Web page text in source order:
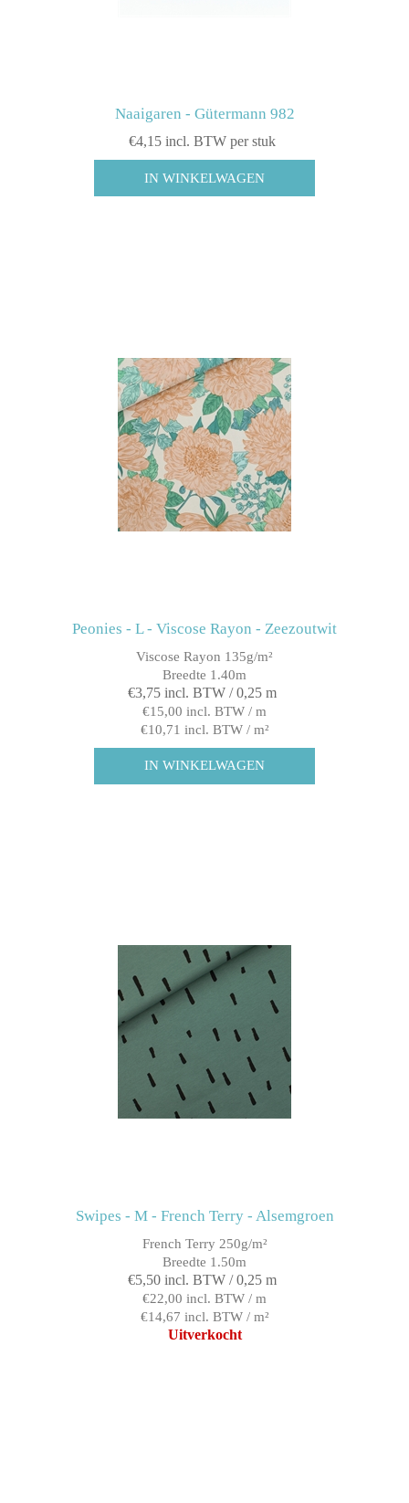
Naaigaren - Gütermann 982
€4,15 incl. BTW per stuk
Peonies - L - Viscose Rayon - Zeezoutwit
Viscose Rayon 135g/m²
Breedte 1.40m
€3,75 incl. BTW / 0,25 m
€15,00 incl. BTW / m
€10,71 incl. BTW / m²
Swipes - M - French Terry - Alsemgroen
French Terry 250g/m²
Breedte 1.50m
€5,50 incl. BTW / 0,25 m
€22,00 incl. BTW / m
€14,67 incl. BTW / m²
Uitverkocht